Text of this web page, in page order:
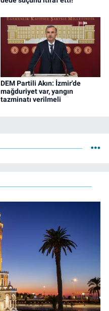
DEM Partili Akın: İzmir'de
mağduriyet var, yangın
tazminatı verilmeli